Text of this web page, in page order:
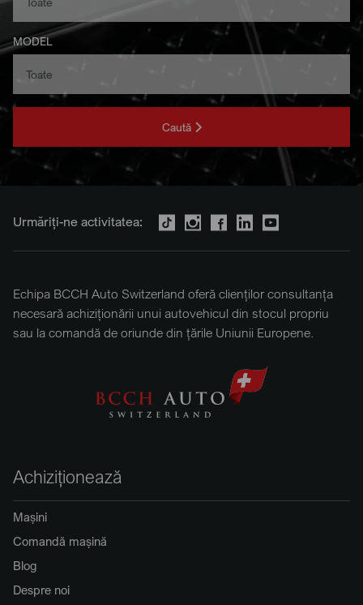
MODEL
Caută
Urmăriți-ne activitatea:
Echipa BCCH Auto Switzerland oferă clienților consultanța
necesară achiziționării unui autovehicul din stocul propriu
sau la comandă de oriunde din țările Uniunii Europene.
Achiziționează
Mașini
Comandă mașină
Blog
Despre noi